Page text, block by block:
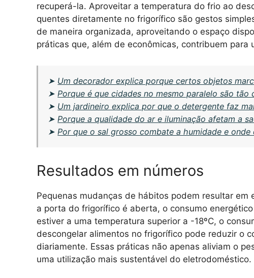
recuperá-la. Aproveitar a temperatura do frio ao
quentes diretamente no frigorífico são gestos
de maneira organizada, aproveitando o espaço
práticas que, além de econômicas, contribuem para
➤ Um decorador explica porque certos objetos
➤ Porque é que cidades no mesmo paralelo são tão
➤ Um jardineiro explica por que o detergente faz
➤ Porque a qualidade do ar e iluminação afetam a
➤ Por que o sal grosso combate a humidade e
Resultados em números
Pequenas mudanças de hábitos podem resultar em
a porta do frigorífico é aberta, o consumo
estiver a uma temperatura superior a -18ºC, o
descongelar alimentos no frigorífico pode reduzir o
diariamente. Essas práticas não apenas aliviam o
uma utilização mais sustentável do eletrodoméstico.